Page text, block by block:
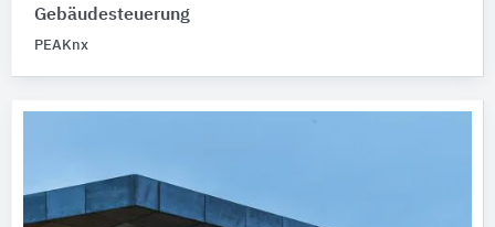
Gebäudesteuerung
PEAKnx